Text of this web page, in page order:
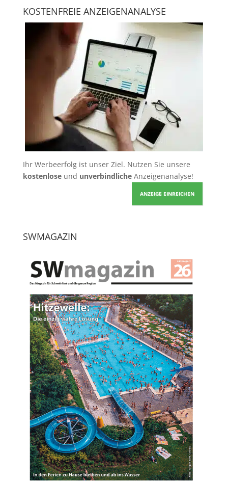
KOSTENFREIE ANZEIGENANALYSE
Ihr Werbeerfolg ist unser Ziel. Nutzen Sie unsere
kostenloseund unverbindlicheAnzeigenanalyse!
ANZEIGE EINREICHEN
SWMAGAZIN